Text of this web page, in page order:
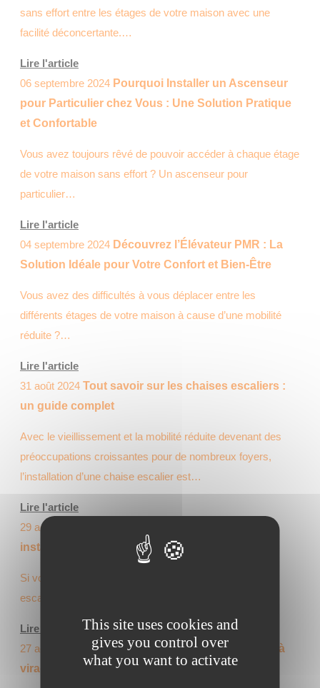
This site uses cookies and
gives you control over
what you want to activate
sans effort entre les étages de votre maison avec une
facilité déconcertante.…
Lire l'article
06 septembre 2024 Pourquoi Installer un Ascenseur
pour Particulier chez Vous : Une Solution Pratique
et Confortable
Vous avez toujours rêvé de pouvoir accéder à chaque étage
de votre maison sans effort ? Un ascenseur pour
particulier…
Lire l'article
04 septembre 2024 Découvrez l’Élévateur PMR : La
Solution Idéale pour Votre Confort et Bien-Être
Vous avez des difficultés à vous déplacer entre les
différents étages de votre maison à cause d’une mobilité
réduite ?…
Lire l'article
31 août 2024 Tout savoir sur les chaises escaliers :
un guide complet
Avec le vieillissement et la mobilité réduite devenant des
préoccupations croissantes pour de nombreux foyers,
l’installation d’une chaise escalier est…
Lire l'article
29 août 2024
installer un monte-escalier intérieur chez vous
Si vous avez des difficultés à monter et descendre les
escaliers chez vous, il est temps de réfléchir à une…
Lire l'article
27 août 2024
Comment choisir un monte-escalier à
virage pour votre maison : Guide pratique